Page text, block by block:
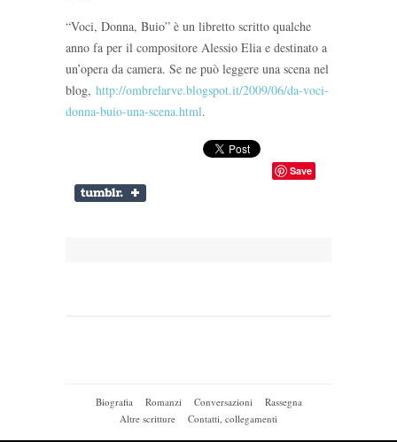
“Voci, Donna, Buio” è un libretto scritto qualche
anno fa per il compositore Alessio Elia e destinato a
un’opera da camera. Se ne può leggere una scena nel
blog, http://ombrelarve.blogspot.it/2009/06/da-voci-
donna-buio-una-scena.html.
Save
Biografia Romanzi Conversazioni
Rassegna
Altre scritture
Contatti, collegamenti